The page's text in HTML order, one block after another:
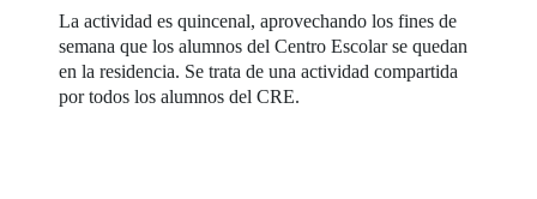
La actividad es quincenal, aprovechando los fines de
semana que los alumnos del Centro Escolar se quedan
en la residencia. Se trata de una actividad compartida
por todos los alumnos del CRE.